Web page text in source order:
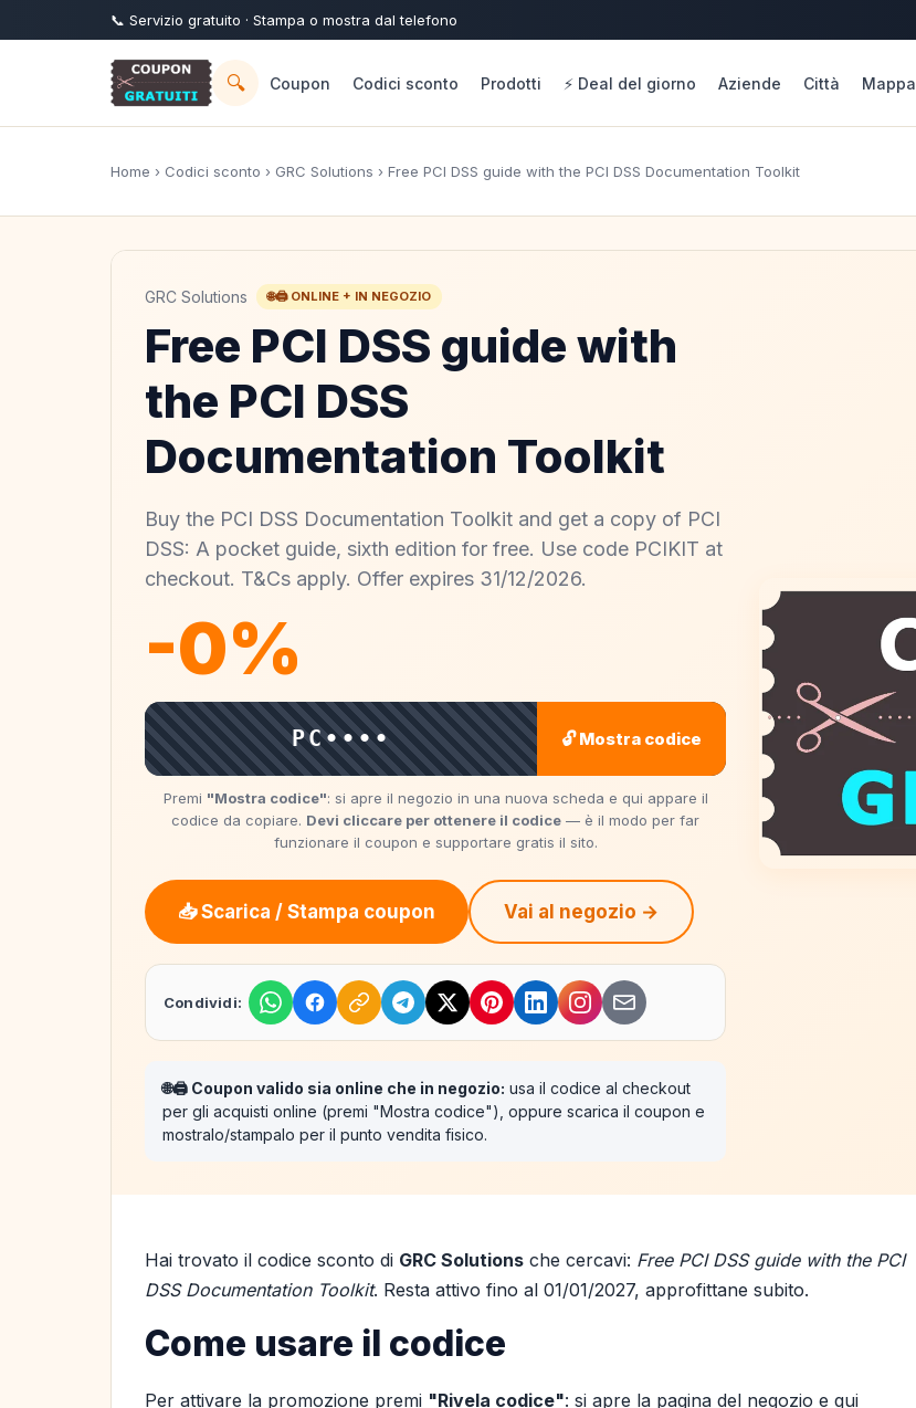
📞 Servizio gratuito · Stampa o mostra dal telefono
🔍 Coupon Codici sconto Prodotti ⚡ Deal del giorno Aziende Città Mappa
Home › Codici sconto › GRC Solutions › Free PCI DSS guide with the PCI DSS Documentation Toolkit
GRC Solutions 🌐🖨️ ONLINE + IN NEGOZIO
Free PCI DSS guide with
the PCI DSS
Documentation Toolkit
Buy the PCI DSS Documentation Toolkit and get a copy of PCI
DSS: A pocket guide, sixth edition for free. Use code PCIKIT at
checkout. T&Cs apply. Offer expires 31/12/2026.
-0%
PC•••• 🔓 Mostra codice
Premi "Mostra codice": si apre il negozio in una nuova scheda e qui appare il
codice da copiare. Devi cliccare per ottenere il codice — è il modo per far
funzionare il coupon e supportare gratis il sito.
📥 Scarica / Stampa coupon Vai al negozio →
Condividi:
🌐🖨️ Coupon valido sia online che in negozio: usa il codice al checkout
per gli acquisti online (premi "Mostra codice"), oppure scarica il coupon e
mostralo/stampalo per il punto vendita fisico.
Hai trovato il codice sconto di GRC Solutions che cercavi: Free PCI DSS guide with the PCI
DSS Documentation Toolkit. Resta attivo fino al 01/01/2027, approfittane subito.
Come usare il codice
Per attivare la promozione premi "Rivela codice": si apre la pagina del negozio e qui